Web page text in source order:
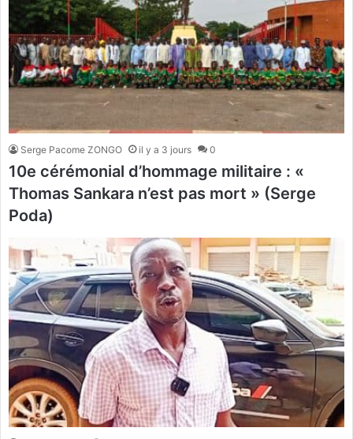
Serge Pacome ZONGO il y a 3 jours 0
10e cérémonial d’hommage militaire : «
Thomas Sankara n’est pas mort » (Serge
Poda)